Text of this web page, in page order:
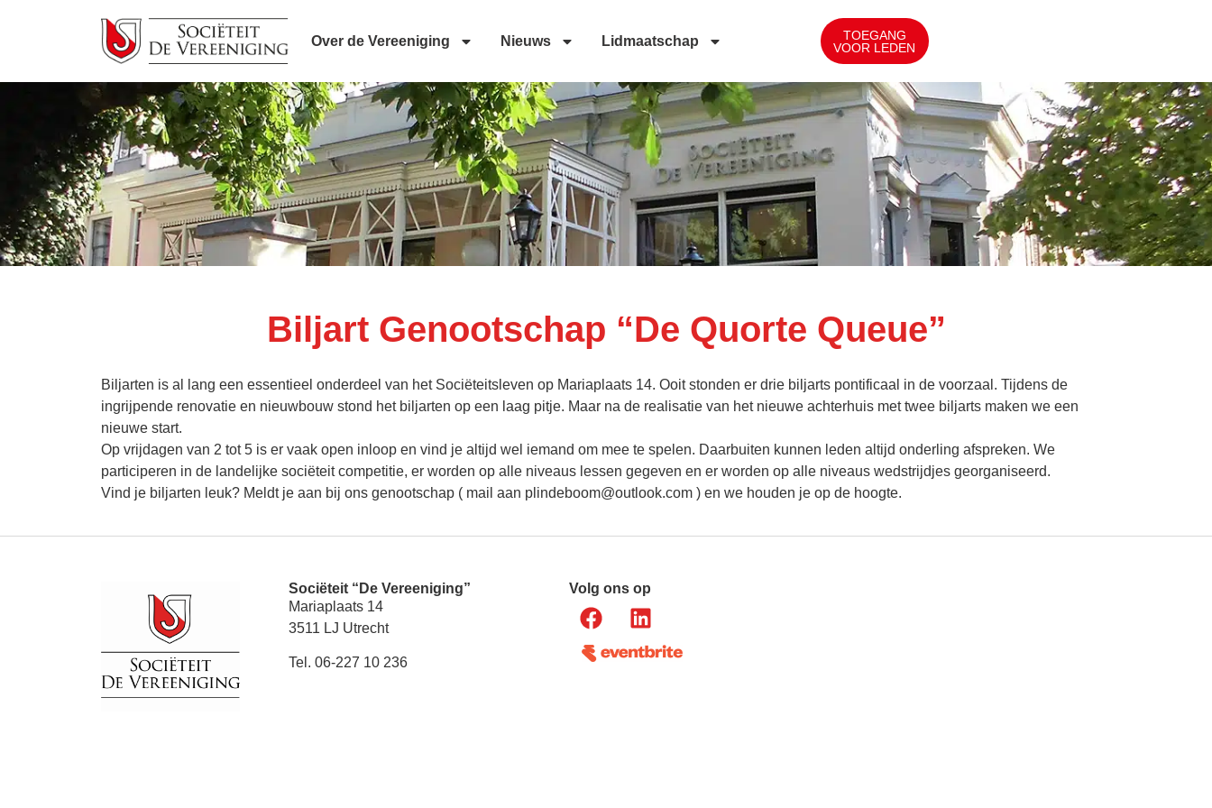
Over de Vereeniging Nieuws Lidmaatschap
TOEGANG
VOOR LEDEN
Biljart Genootschap “De Quorte Queue”
Biljarten is al lang een essentieel onderdeel van het Sociëteitsleven op Mariaplaats 14. Ooit stonden er drie biljarts pontificaal in de voorzaal. Tijdens de
ingrijpende renovatie en nieuwbouw stond het biljarten op een laag pitje. Maar na de realisatie van het nieuwe achterhuis met twee biljarts maken we een
nieuwe start.
Op vrijdagen van 2 tot 5 is er vaak open inloop en vind je altijd wel iemand om mee te spelen. Daarbuiten kunnen leden altijd onderling afspreken. We
participeren in de landelijke sociëteit competitie, er worden op alle niveaus lessen gegeven en er worden op alle niveaus wedstrijdjes georganiseerd.
Vind je biljarten leuk? Meldt je aan bij ons genootschap ( mail aan plindeboom@outlook.com ) en we houden je op de hoogte.
Sociëteit “De Vereeniging”
Mariaplaats 14
3511 LJ Utrecht
Tel. 06-227 10 236
Volg ons op